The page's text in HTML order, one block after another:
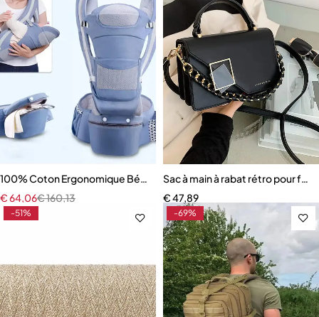
100% Coton Ergonomique Bébé Porte Sac À Dos Détachable
€160,13
€64,06
Sac à main à rabat rétro pour
€47,89
-51% -69%